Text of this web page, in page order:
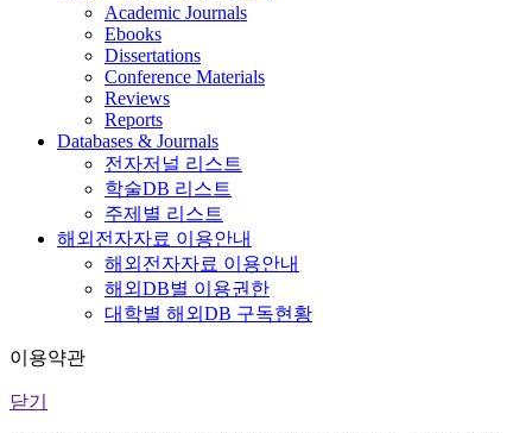
Academic Journals
Ebooks
Dissertations
Conference Materials
Reviews
Reports
Databases & Journals
전자저널 리스트
학술DB 리스트
주제별 리스트
해외전자자료 이용안내
해외전자자료 이용안내
해외DB별 이용권한
대학별 해외DB 구독현황
이용약관
닫기